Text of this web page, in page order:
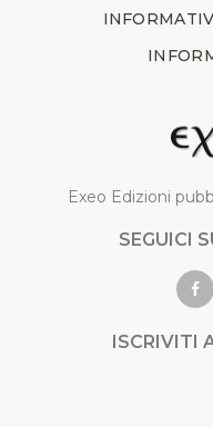
Exeo Edizioni
SEGUICI
ISCRIVITI